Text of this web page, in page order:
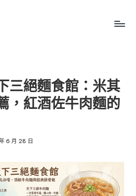
三絕麵食館：米其
，紅酒佐牛肉麵的
6 月 28 日